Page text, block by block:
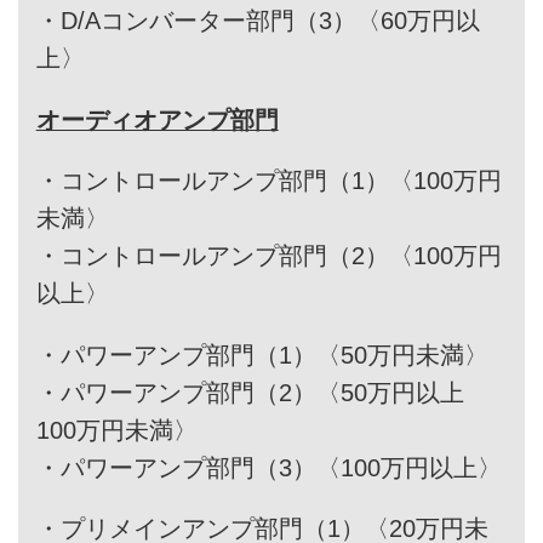
・ D/Aコンバーター部門（3）〈60万円以
上〉
オーディオアンプ部門
・ コントロールアンプ部門（1）〈100万円
未満〉
・ コントロールアンプ部門（2）〈100万円
以上〉
・ パワーアンプ部門（1）〈50万円未満〉
・ パワーアンプ部門（2）〈50万円以上
100万円未満〉
・ パワーアンプ部門（3）〈100万円以上〉
・ プリメインアンプ部門（1）〈20万円未